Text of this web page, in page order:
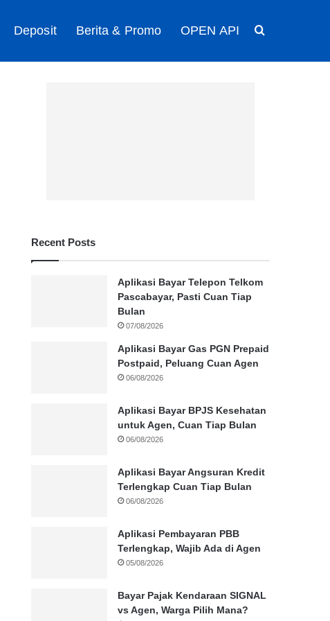
Deposit Berita & Promo OPEN API
Recent Posts
Aplikasi Bayar Telepon Telkom
Pascabayar, Pasti Cuan Tiap
Bulan
07/08/2026
Aplikasi Bayar Gas PGN Prepaid
Postpaid, Peluang Cuan Agen
06/08/2026
Aplikasi Bayar BPJS Kesehatan
untuk Agen, Cuan Tiap Bulan
06/08/2026
Aplikasi Bayar Angsuran Kredit
Terlengkap Cuan Tiap Bulan
06/08/2026
Aplikasi Pembayaran PBB
Terlengkap, Wajib Ada di Agen
05/08/2026
Bayar Pajak Kendaraan SIGNAL
vs Agen, Warga Pilih Mana?